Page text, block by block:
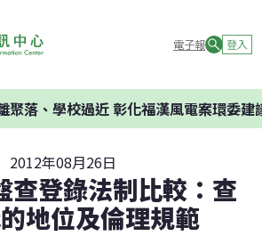
電子報 登入
學校過近 彰化福漢風電案環委建議不應
2012年08月26日
查登錄法制比較：查
地位及倫理規範